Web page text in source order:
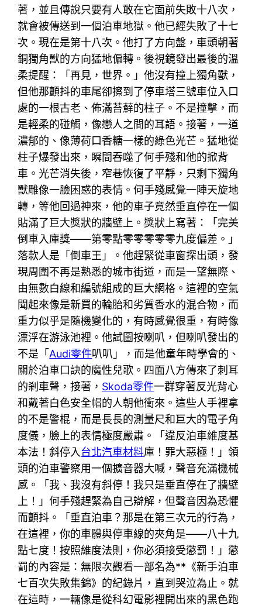
著，並且傳說只要有人敢在它面前失敗十八次，
就會被傳送到一個泊車地獄。他已經失敗了十七
次。現在是第十八次。他打了方向盤，車頭朝著
銅獨角獸的方向猛地偏轉。後視鏡發出最後的溫
柔提醒：「再見，世界。」他沒有撞上獨角獸，
但他那顫抖的車尾卻擦到了停車塔三號車位入口
處的一根古老、佈滿苔蘚的柱子。不是撞擊，而
是輕柔的碰觸，像戀人之間的耳語。接著，一道
濃郁的、像薄荷口香糖一樣的綠色光芒。猛地從
柱子爆發出來，瞬間吞噬了何手殘和他的掀背
車。光芒消失後，窄巷恢復了平靜，只剩下獨角
獸雕像一臉困惑的表情。何手殘感覺一陣天旋地
轉，等他回過神來，他的車子竟然垂直停在一個
貼滿了巨大獎狀的牆壁上。獎狀上寫著：「完美
倒車入庫獎——第零點零零零零零九度偏差。」
落款人是「倒車王」。他趕緊從車窗探出頭，發
現周圍不再是熟悉的城市街道，而是一望無際、
由無數白線和編號組成的巨大網格。這裡的空氣
聞起來像是新買的輪胎和劣質香水的混合物，而
重力似乎是隨機變化的，有時感覺很重，有時像
漂浮在游泳池裡。他試圖按喇叭，但喇叭發出的
不是「Audi零件叭叭」，而是他童年時學會的、
關於泊車口訣的魔性兒歌。四面八方傳來了刺耳
的剎車聲，接著， Skoda零件一群穿著反光背心
和戴著白色安全帽的人朝他衝來。這些人手裡拿
的不是警棍，而是長長的測量尺和巨大的電子角
度儀，臉上的表情極度嚴肅。「違反泊車維度基
本法！斜停入 台北汽車材料庫！罪大惡極！」領
頭的泊車警察用一個擴音器大喊，聲音充滿機械
感。「我、我沒有斜停！我只是垂直停在了牆壁
上！」何手殘趕緊為自己辯解，但聲音因為恐懼
而顫抖。「垂直泊車？那是在第三次元的行為，
在這裡，你的車體與停車線的夾角是——八十九
點七度！按照維度法則，你必須接受懲罰！」懲
罰的內容是：無限次觀看一部名為**《新手泊車
七百次失敗集錦》的紀錄片，直到哭泣為止。就
在這時，一輛像是從科幻電影裡開出來的黑色跑